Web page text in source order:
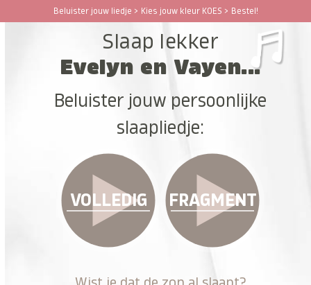
Beluister jouw liedje > Kies jouw kleur KOES > Bestel!
Open
Close
Slaap lekker
Evelyn en Vayen...
Beluister jouw persoonlijke
slaapliedje:
VOLLEDIG FRAGMENT
Wist je dat de zon al slaapt?